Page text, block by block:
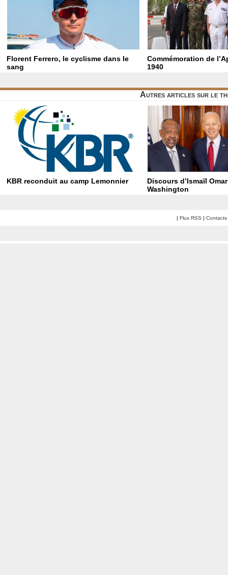
Florent Ferrero, le cyclisme dans le
sang
Commémoration de
1940
Autres articles sur le
KBR reconduit au camp Lemonnier
Discours d’Ismaïl
Washington
| Flux RSS | Contacts